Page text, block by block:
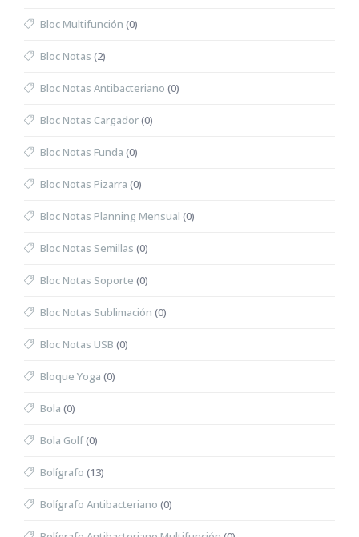
Bloc Multifunción (0)
Bloc Notas (2)
Bloc Notas Antibacteriano (0)
Bloc Notas Cargador(0)
Bloc Notas Funda (0)
Bloc Notas Pizarra (0)
Bloc Notas Planning Mensual (0)
Bloc Notas Semillas (0)
Bloc Notas Soporte (0)
Bloc Notas Sublimación (0)
Bloc Notas USB (0)
Bloque Yoga (0)
Bola (0)
Bola Golf(0)
Bolígrafo (13)
Bolígrafo Antibacteriano (0)